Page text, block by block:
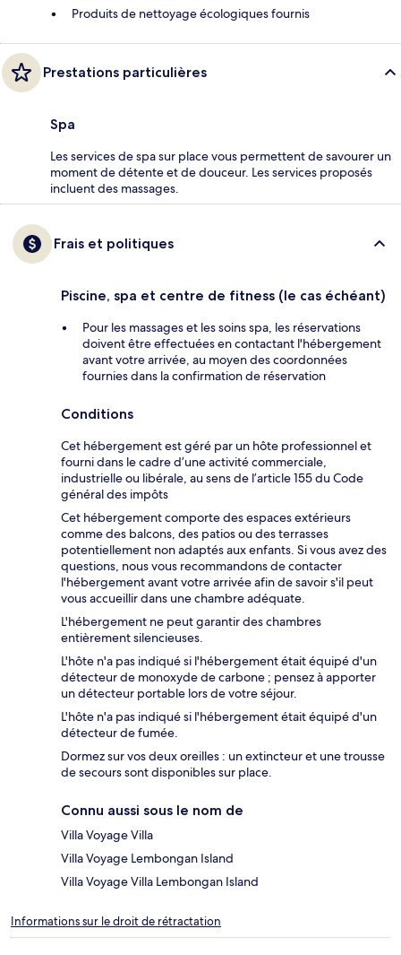
Produits de nettoyage écologiques fournis
Prestations particulières
Spa
Les services de spa sur place vous permettent de savourer un
moment de détente et de douceur. Les services proposés
incluent des massages.
Frais et politiques
Piscine, spa et centre de fitness (le cas échéant)
Pour les massages et les soins spa, les réservations
doivent être effectuées en contactant l'hébergement
avant votre arrivée, au moyen des coordonnées
fournies dans la confirmation de réservation
Conditions
Cet hébergement est géré par un hôte professionnel et
fourni dans le cadre d’une activité commerciale,
industrielle ou libérale, au sens de l’article 155 du Code
général des impôts
Cet hébergement comporte des espaces extérieurs
comme des balcons, des patios ou des terrasses
potentiellement non adaptés aux enfants. Si vous avez des
questions, nous vous recommandons de contacter
l'hébergement avant votre arrivée afin de savoir s'il peut
vous accueillir dans une chambre adéquate.
L'hébergement ne peut garantir des chambres
entièrement silencieuses.
L'hôte n'a pas indiqué si l'hébergement était équipé d'un
détecteur de monoxyde de carbone ; pensez à apporter
un détecteur portable lors de votre séjour.
L'hôte n'a pas indiqué si l'hébergement était équipé d'un
détecteur de fumée.
Dormez sur vos deux oreilles : un extincteur et une trousse
de secours sont disponibles sur place.
Connu aussi sous le nom de
Villa Voyage Villa
Villa Voyage Lembongan Island
Villa Voyage Villa Lembongan Island
Informations sur le droit de rétractation